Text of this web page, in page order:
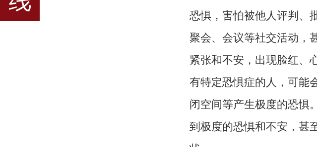
恐惧，害怕被他人评判、
聚会、会议等社交活动，
紧张和不安，出现脸红、
有特定恐惧症的人，可能
闭空间等产生极度的恐惧
到极度的恐惧和不安，甚